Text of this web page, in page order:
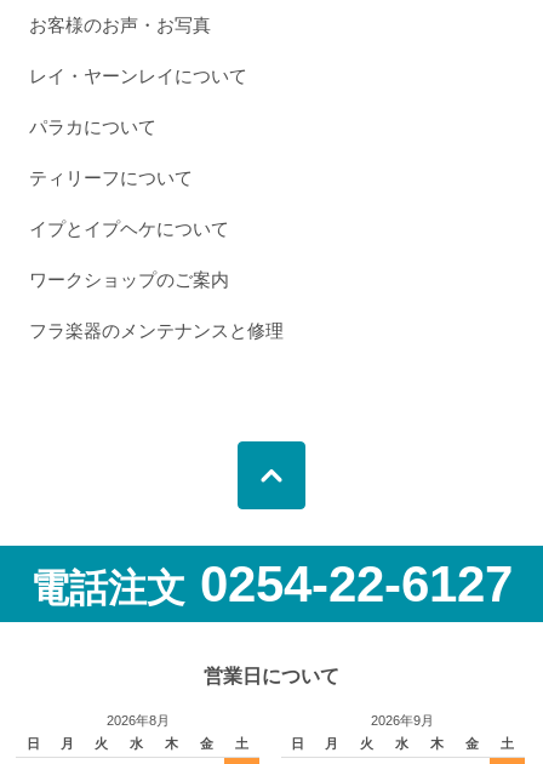
お客様のお声・お写真
レイ・ヤーンレイについて
パラカについて
ティリーフについて
イプとイプヘケについて
ワークショップのご案内
フラ楽器のメンテナンスと修理
電話注文 0254-22-6127
営業日について
2026年8月
日
月 火 水 木 金 土
2026年9月
日
月 火 水 木 金 土